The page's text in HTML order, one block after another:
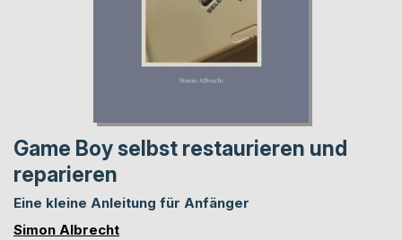
Game Boy selbst restaurieren und
reparieren
Eine kleine Anleitung für Anfänger
Simon Albrecht